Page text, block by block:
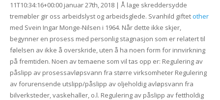
11T10:34:16+00:00 januar 27th, 2018 | Å lage skreddersydde
tremøbler gir oss arbeidslyst og arbeidsglede. Svanhild giftetother
med Svein Ingar Monge-Nilsen i 1964. Når dette ikke skjer,
begynner en prosess med personlig stagnasjon som er relatert til
følelsen av ikke å overskride, uten å ha noen form for innvirkning
på fremtiden. Noen av temaene som vil tas opp er: Regulering av
påslipp av prosessavløpsvann fra større virksomheter Regulering
av forurensende utslipp/påslipp av oljeholdig avløpsvann fra
bilverksteder, vaskehaller, o.l. Regulering av påslipp av fettholdig